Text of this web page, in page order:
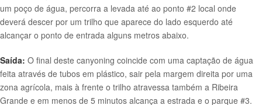
um poço de água, percorra a levada até ao ponto #2 local onde
deverá descer por um trilho que aparece do lado esquerdo até
alcançar o ponto de entrada alguns metros abaixo.
Saída: O final deste canyoning coincide com uma captação de água
feita através de tubos em plástico, sair pela margem direita por uma
zona agrícola, mais à frente o trilho atravessa também a Ribeira
Grande e em menos de 5 minutos alcança a estrada e o parque #3.